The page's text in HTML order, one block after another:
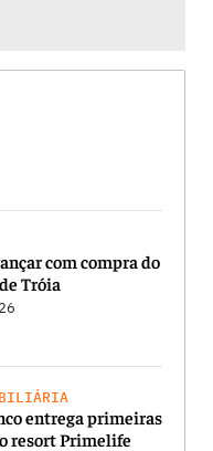
com compra do
Tróia
entrega primeiras
resort Primelife